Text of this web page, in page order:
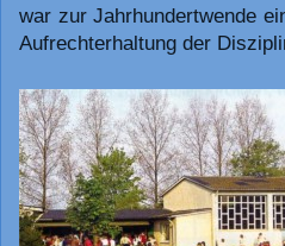
war zur Jahrhundertwende
Aufrechterhaltung der